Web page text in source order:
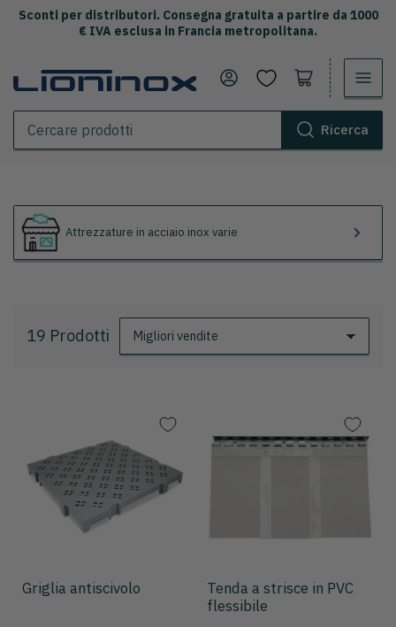
Sconti per distributori. Consegna gratuita a partire da 1000
€ IVA esclusa in Francia metropolitana.
Cercare
Ricerca
Accedi Apri il carrello
Attrezzature in acciaio inox varie
r
p
e
r
:
19 Prodotti
Griglia antiscivolo
Tenda a strisce in PVC
flessibile